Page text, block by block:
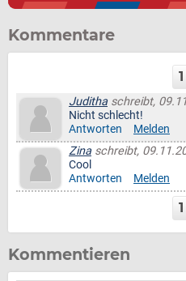
Kommentare
1
Juditha schreibt,
Nicht schlecht!
Antworten
Melden
Zinaschreibt,
Cool
Antworten
Melden
1
Kommentieren